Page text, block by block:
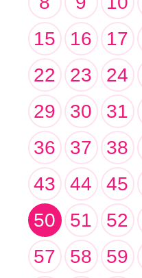
15
16 17
22
23 24
29
30 31
36
37 38
43
44 45
50
51 52
57
58 59